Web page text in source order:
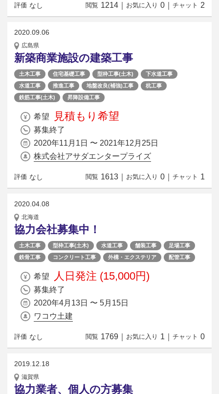
評価 なし 閲覧 1214 お気に入り 0 チャット 2
2020.09.06
広島県
新築商業施設の建築工事
土木工事 住宅基礎工事 型枠工事(土木)
下水道工事
水道工事
推進工事 地盤改良(補強)工事
杭工事
鉄筋工事(土木)
昇降設備工事
希望 見積もり希望
募集終了
2020年11月1日 〜 2021年12月25日
株式会社アサダエンタープライズ
評価 なし 閲覧 1613 お気に入り 0 チャット 1
2020.04.08
北海道
協力会社募集中！
土木工事 型枠工事(土木) 水道工事 舗装工事
足場工事
鉄骨工事
コンクリート工事 外構・エクステリア 配管工事
希望 人日発注 (15,000円)
募集終了
2020年4月13日 〜 5月15日
ワコウ土建
評価 なし 閲覧 1769 お気に入り 1 チャット 0
2019.12.18
滋賀県
協力業者、個人の方募集